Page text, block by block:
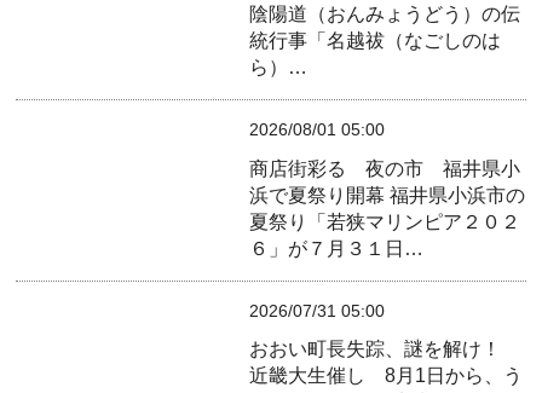
陰陽道（おんみょうどう）の伝
統行事「名越祓（なごしのは
ら）…
2026/08/01 05:00
商店街彩る 夜の市 福井県小
浜で夏祭り開幕 福井県小浜市の
夏祭り「若狭マリンピア２０２
６」が７月３１日…
2026/07/31 05:00
おおい町長失踪、謎を解け！
近畿大生催し 8月1日から、う